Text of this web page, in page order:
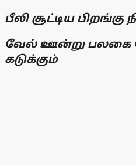
பீலி சூட்டிய பிறங்கு
வேல் ஊன்று பலகை
கடுக்கும்